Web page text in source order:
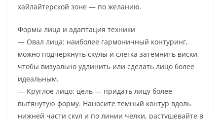
хайлайтерской зоне — по желанию.
Формы лица и адаптация техники
— Овал лица: наиболее гармоничный контуринг,
можно подчеркнуть скулы и слегка затемнить виски,
чтобы визуально удлинить или сделать лицо более
идеальным.
— Круглое лицо: цель — придать лицу более
вытянутую форму. Наносите темный контур вдоль
нижней части скул и по линии челки, растушевайте в